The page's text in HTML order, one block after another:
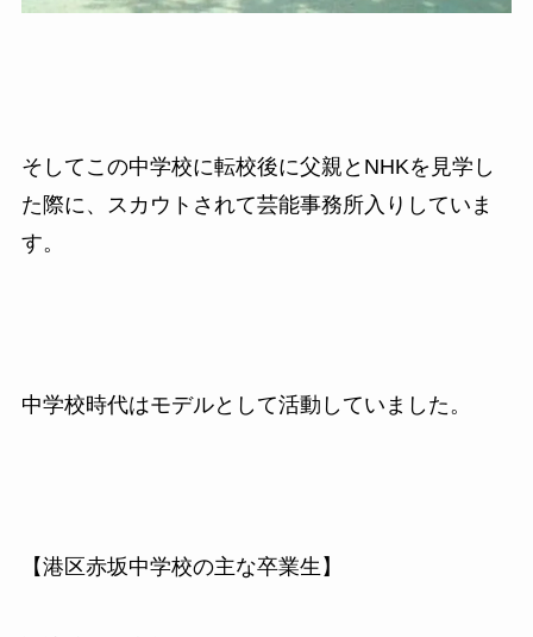
そしてこの中学校に転校後に父親とNHKを見学し
た際に、スカウトされて芸能事務所入りしていま
す。
中学校時代はモデルとして活動していました。
【港区赤坂中学校の主な卒業生】